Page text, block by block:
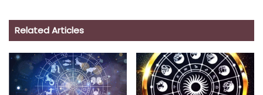
Related Articles